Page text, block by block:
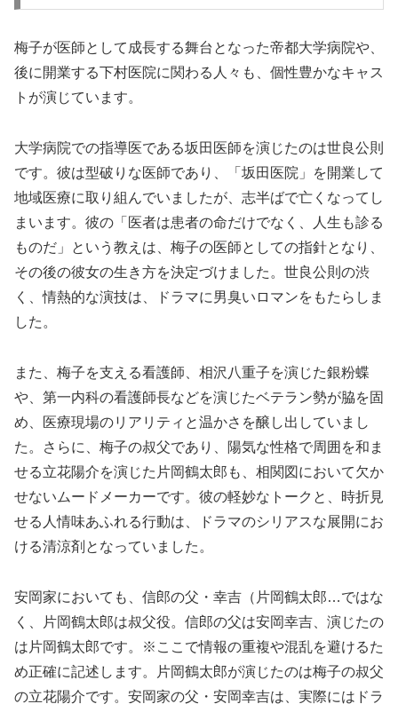
梅子が医師として成長する舞台となった帝都大学病院や、
後に開業する下村医院に関わる人々も、個性豊かなキャス
トが演じています。
大学病院での指導医である坂田医師を演じたのは世良公則
です。彼は型破りな医師であり、「坂田医院」を開業して
地域医療に取り組んでいましたが、志半ばで亡くなってし
まいます。彼の「医者は患者の命だけでなく、人生も診る
ものだ」という教えは、梅子の医師としての指針となり、
その後の彼女の生き方を決定づけました。世良公則の渋
く、情熱的な演技は、ドラマに男臭いロマンをもたらしま
した。
また、梅子を支える看護師、相沢八重子を演じた銀粉蝶
や、第一内科の看護師長などを演じたベテラン勢が脇を固
め、医療現場のリアリティと温かさを醸し出していまし
た。さらに、梅子の叔父であり、陽気な性格で周囲を和ま
せる立花陽介を演じた片岡鶴太郎も、相関図において欠か
せないムードメーカーです。彼の軽妙なトークと、時折見
せる人情味あふれる行動は、ドラマのシリアスな展開にお
ける清涼剤となっていました。
安岡家においても、信郎の父・幸吉（片岡鶴太郎…ではな
く、片岡鶴太郎は叔父役。信郎の父は安岡幸吉、演じたの
は片岡鶴太郎です。※ここで情報の重複や混乱を避けるた
め正確に記述します。片岡鶴太郎が演じたのは梅子の叔父
の立花陽介です。安岡家の父・安岡幸吉は、実際にはドラ